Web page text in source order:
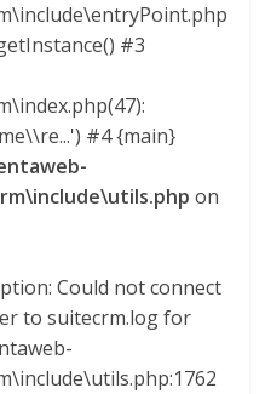
#3
#4 {main}
on
Could not connect
to suitecrm.log for